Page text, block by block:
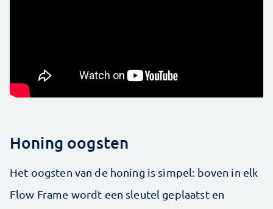
Honing oogsten
Het oogsten van de honing is simpel: boven in elk
Flow Frame wordt een sleutel geplaatst en